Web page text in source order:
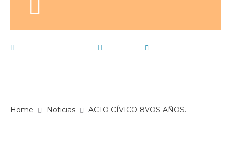
Home Noticias ACTO CÍVICO 8VOS AÑOS.